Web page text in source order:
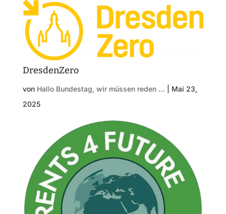
DresdenZero
von Hallo Bundestag, wir müssen reden …
Mai 23,
2025